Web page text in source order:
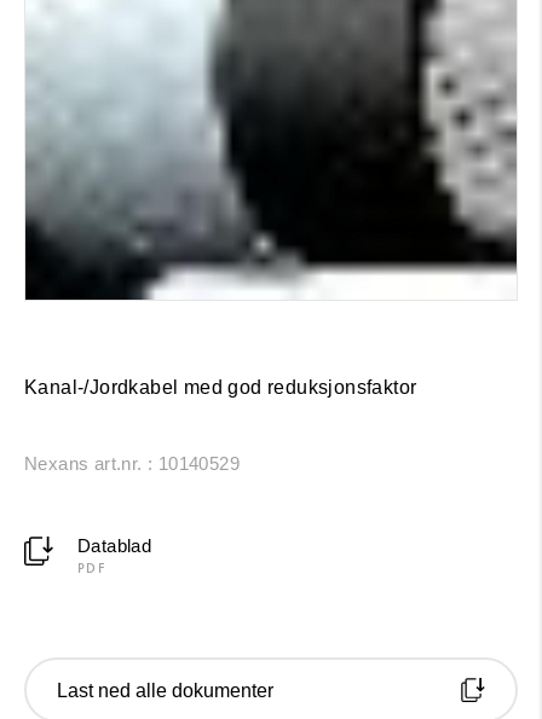
Kanal-/Jordkabel med god reduksjonsfaktor
Nexans art.nr. : 10140529
Datablad
PDF
Last ned alle dokumenter